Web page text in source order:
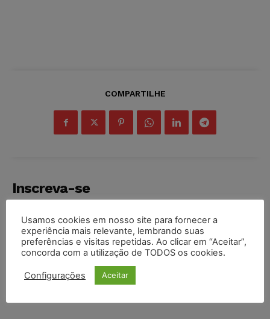
COMPARTILHE
Inscreva-se
INSCREVER
Política de Privacidade
Usamos cookies em nosso site para fornecer a
experiência mais relevante, lembrando suas
preferências e visitas repetidas. Ao clicar em “Aceitar”,
concorda com a utilização de TODOS os cookies.
Configurações Aceitar